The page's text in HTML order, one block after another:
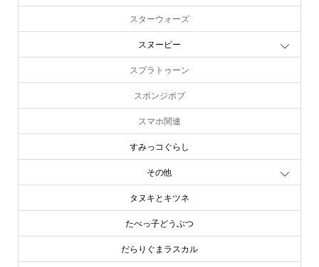
スターウォーズ
スヌーピー
スプラトゥーン
スポンジボブ
スマホ関連
すみっコぐらし
その他
タヌキとキツネ
たべっ子どうぶつ
だらりぐまラスカル